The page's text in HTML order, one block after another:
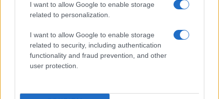
I want to allow Google to enable storage
related to personalization.
I want to allow Google to enable storage
related to security, including authentication
functionality and fraud prevention, and other
user protection.